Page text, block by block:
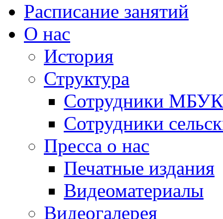
Расписание занятий
О нас
История
Структура
Сотрудники
Сотрудники
Пресса о нас
Печатные издания
Видеоматериалы
Видеогалерея